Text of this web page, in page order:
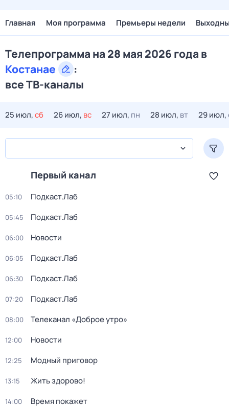
Главная Моя программа Премьеры недели
Телепрограмма на 28 мая 2026 года в
Костанае
:
все ТВ-каналы
25 июл,сб 26 июл, вс 27 июл, пн 28 июл, вт 29 июл,
Первый канал
05:10 Подкаст.Лаб
05:45 Подкаст.Лаб
06:00 Новости
06:05 Подкаст.Лаб
06:30 Подкаст.Лаб
07:20 Подкаст.Лаб
08:00 Телеканал «Доброе утро»
12:00 Новости
12:25 Модный приговор
13:15 Жить здорово!
14:00 Время покажет